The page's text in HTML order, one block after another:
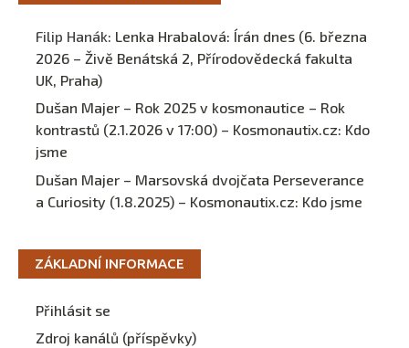
Filip Hanák: Lenka Hrabalová: Írán dnes (6. března
2026 – Živě Benátská 2, Přírodovědecká fakulta
UK, Praha)
Dušan Majer – Rok 2025 v kosmonautice – Rok
kontrastů (2.1.2026 v 17:00) – Kosmonautix.cz: Kdo
jsme
Dušan Majer – Marsovská dvojčata Perseverance
a Curiosity (1.8.2025) – Kosmonautix.cz: Kdo jsme
ZÁKLADNÍ INFORMACE
Přihlásit se
Zdroj kanálů (příspěvky)